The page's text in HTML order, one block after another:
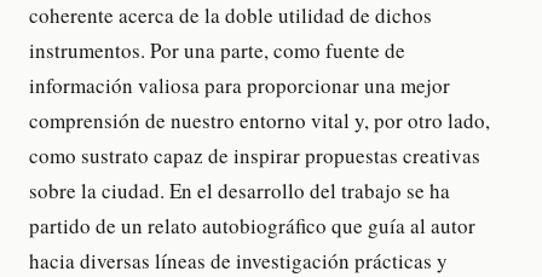
coherente acerca de la doble utilidad de dichos
instrumentos. Por una parte, como fuente de
información valiosa para proporcionar una mejor
comprensión de nuestro entorno vital y, por otro lado,
como sustrato capaz de inspirar propuestas creativas
sobre la ciudad. En el desarrollo del trabajo se ha
partido de un relato autobiográfico que guía al autor
hacia diversas líneas de investigación prácticas y